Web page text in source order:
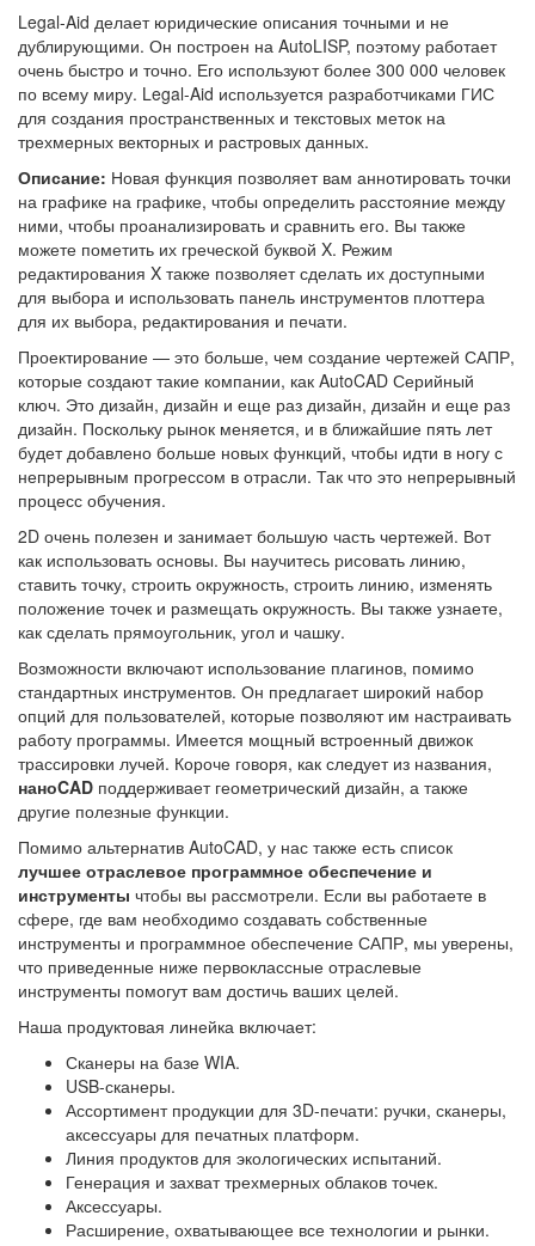
Legal-Aid делает юридические описания точными и не
дублирующими. Он построен на AutoLISP, поэтому работает
очень быстро и точно. Его используют более 300 000 человек
по всему миру. Legal-Aid используется разработчиками ГИС
для создания пространственных и текстовых меток на
трехмерных векторных и растровых данных.
Описание: Новая функция позволяет вам аннотировать точки
на графике на графике, чтобы определить расстояние между
ними, чтобы проанализировать и сравнить его. Вы также
можете пометить их греческой буквой X. Режим
редактирования X также позволяет сделать их доступными
для выбора и использовать панель инструментов плоттера
для их выбора, редактирования и печати.
Проектирование — это больше, чем создание чертежей САПР,
которые создают такие компании, как AutoCAD Серийный
ключ. Это дизайн, дизайн и еще раз дизайн, дизайн и еще раз
дизайн. Поскольку рынок меняется, и в ближайшие пять лет
будет добавлено больше новых функций, чтобы идти в ногу с
непрерывным прогрессом в отрасли. Так что это непрерывный
процесс обучения.
2D очень полезен и занимает большую часть чертежей. Вот
как использовать основы. Вы научитесь рисовать линию,
ставить точку, строить окружность, строить линию, изменять
положение точек и размещать окружность. Вы также узнаете,
как сделать прямоугольник, угол и чашку.
Возможности включают использование плагинов, помимо
стандартных инструментов. Он предлагает широкий набор
опций для пользователей, которые позволяют им настраивать
работу программы. Имеется мощный встроенный движок
трассировки лучей. Короче говоря, как следует из названия,
наноCAD поддерживает геометрический дизайн, а также
другие полезные функции.
Помимо альтернатив AutoCAD, у нас также есть список
лучшее отраслевое программное обеспечение и
инструменты чтобы вы рассмотрели. Если вы работаете в
сфере, где вам необходимо создавать собственные
инструменты и программное обеспечение САПР, мы уверены,
что приведенные ниже первоклассные отраслевые
инструменты помогут вам достичь ваших целей.
Наша продуктовая линейка включает:
Сканеры на базе WIA.
USB-сканеры.
Ассортимент продукции для 3D-печати: ручки, сканеры,
аксессуары для печатных платформ.
Линия продуктов для экологических испытаний.
Генерация и захват трехмерных облаков точек.
Аксессуары.
Расширение, охватывающее все технологии и рынки.